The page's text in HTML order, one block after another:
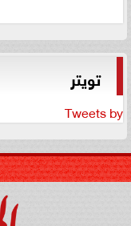
تويتر
Tweets by